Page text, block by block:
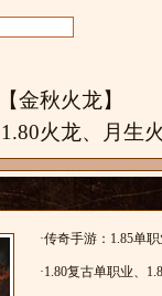
金秋火龙】
火龙、月生
·传奇手游：1.85单
·1.80复古单职业、